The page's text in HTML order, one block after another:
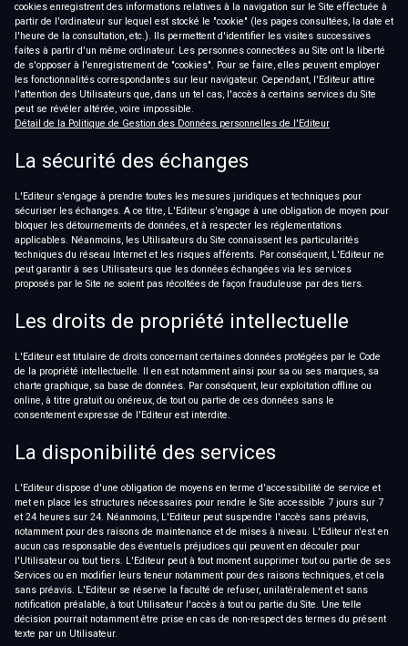
cookies enregistrent des informations relatives à la navigation sur le Site effectuée à
partir de l'ordinateur sur lequel est stocké le "cookie" (les pages consultées, la date et
l'heure de la consultation, etc.). Ils permettent d'identifier les visites successives
faites à partir d'un même ordinateur. Les personnes connectées au Site ont la liberté
de s'opposer à l'enregistrement de "cookies". Pour se faire, elles peuvent employer
les fonctionnalités correspondantes sur leur navigateur. Cependant, l'Editeur attire
l'attention des Utilisateurs que, dans un tel cas, l'accès à certains services du Site
peut se révéler altérée, voire impossible.
Détail de la Politique de Gestion des Données personnelles de l'Editeur
La sécurité des échanges
L'Editeur s'engage à prendre toutes les mesures juridiques et techniques pour
sécuriser les échanges. A ce titre, L'Editeur s'engage à une obligation de moyen pour
bloquer les détournements de données, et à respecter les réglementations
applicables. Néanmoins, les Utilisateurs du Site connaissent les particularités
techniques du réseau Internet et les risques afférents. Par conséquent, L'Editeur ne
peut garantir à ses Utilisateurs que les données échangées via les services
proposés par le Site ne soient pas récoltées de façon frauduleuse par des tiers.
Les droits de propriété intellectuelle
L'Editeur est titulaire de droits concernant certaines données protégées par le Code
de la propriété intellectuelle. Il en est notamment ainsi pour sa ou ses marques, sa
charte graphique, sa base de données. Par conséquent, leur exploitation offline ou
online, à titre gratuit ou onéreux, de tout ou partie de ces données sans le
consentement expresse de l'Editeur est interdite.
La disponibilité des services
L'Editeur dispose d'une obligation de moyens en terme d'accessibilité de service et
met en place les structures nécessaires pour rendre le Site accessible 7 jours sur 7
et 24 heures sur 24. Néanmoins, L'Editeur peut suspendre l'accès sans préavis,
notamment pour des raisons de maintenance et de mises à niveau. L'Editeur n'est en
aucun cas responsable des éventuels préjudices qui peuvent en découler pour
l'Utilisateur ou tout tiers. L'Editeur peut à tout moment supprimer tout ou partie de ses
Services ou en modifier leurs teneur notamment pour des raisons techniques, et cela
sans préavis. L'Editeur se réserve la faculté de refuser, unilatéralement et sans
notification préalable, à tout Utilisateur l'accès à tout ou partie du Site. Une telle
décision pourrait notamment être prise en cas de non-respect des termes du présent
texte par un Utilisateur.